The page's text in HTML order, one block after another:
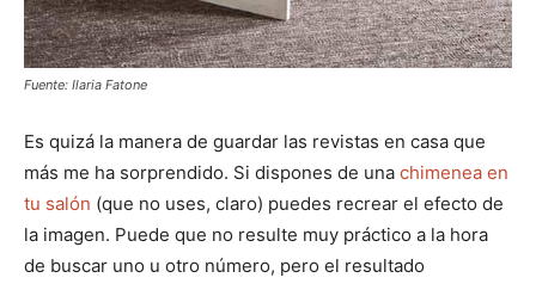
Fuente: Ilaria Fatone
Es quizá la manera de guardar las revistas en casa que
más me ha sorprendido. Si dispones de una chimenea en
tu salón (que no uses, claro) puedes recrear el efecto de
la imagen. Puede que no resulte muy práctico a la hora
de buscar uno u otro número, pero el resultado